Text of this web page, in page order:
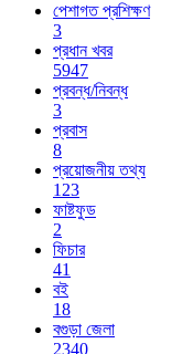
পেশাগত প্রশিক্ষণ
3
প্রধান খবর
5947
প্রবন্ধ/নিবন্ধ
3
প্রবাস
8
প্রয়োজনীয় তথ্য
123
ফাষ্টফুড
2
ফিচার
41
বই
18
বগুড়া জেলা
2340